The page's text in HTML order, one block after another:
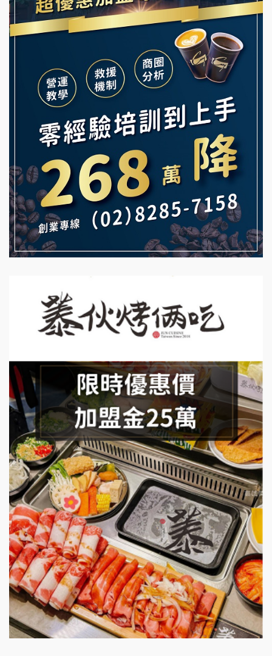
Ramble Café 漫步藍咖啡加盟說明會
微風亭鐵板燒加盟說明會
鮮茶道加盟說明會
【曉妍美妝】誠徵行政櫃檯
自助洗衣店誠徵代洗收送人員(台中市)
MUSHEN徵SPA美容芳療師
日十。早午食加盟說明會
拾鑶火鍋加盟說明會
韓金量加盟說明會
Mr.Wish加盟說明會
白鬍泡泡 BOHO POPO加盟說明會
雞咕雞咕加盟說明會
TEA TOP加盟說明會
珍好味臭臭鍋加盟說明會
藍象廷泰式火鍋加盟說明會
上宇林加盟說明會
莫尼早餐Morni加盟說明會
手作功夫茶加盟說明會
SHARE TEA歇腳亭加盟說明會
潮味決-湯滷專門店加盟說明會
鬍子茶加盟說明會
鮮茶道加盟說明會
微風亭鐵板燒加盟說明會
漫步藍咖啡加盟說明會
明石章魚燒加盟說明會
出櫃加盟說明會
千香漢堡加盟說明會